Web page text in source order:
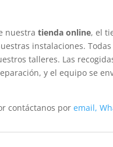
nuestratienda online, el
instalaciones.
talleres. Las
y el equipo se
contáctanos poremail,